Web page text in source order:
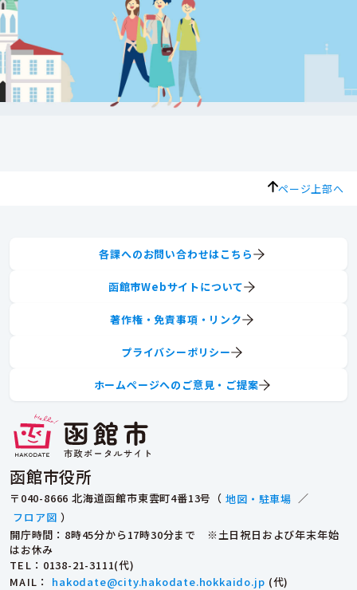
ページ上部へ
函館市役所
〒040-8666 北海道函館市東雲町4番13号（ 地図・駐車場 ／
フロア図 ）
開庁時間：8時45分から17時30分まで ※土日祝日および年末年始
はお休み
TEL ：0138-21-3111(代)
MAIL ： hakodate@city.hakodate.hokkaido.jp (代)
各課へのお問い合わせはこちら
函館市Webサイトについて
著作権・免責事項・リンク
プライバシーポリシー
ホームページへのご意見・ご提案